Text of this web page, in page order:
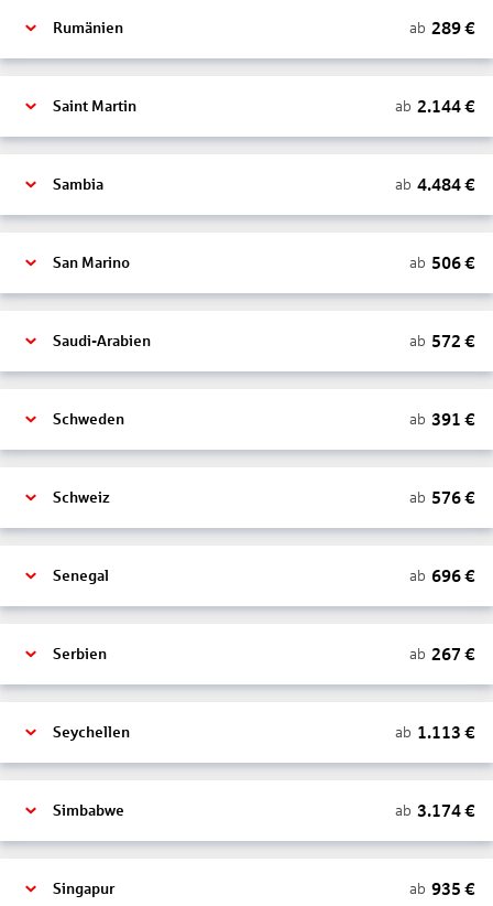
Rumänien ab 289€
Saint Martin ab 2.144€
Sambia ab 4.484€
San Marino ab 506€
Saudi-Arabien ab 572 €
Schweden ab 391 €
Schweiz ab 576€
Senegal ab 696€
Serbien ab 267 €
Seychellen ab 1.113 €
Simbabwe ab 3.174€
Singapur ab 935 €